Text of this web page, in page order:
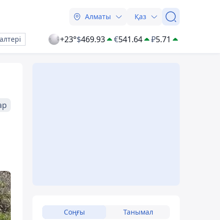
Алматы Қаз
+23°$469.93 €541.64 ₽5.71
Соңғы Танымал